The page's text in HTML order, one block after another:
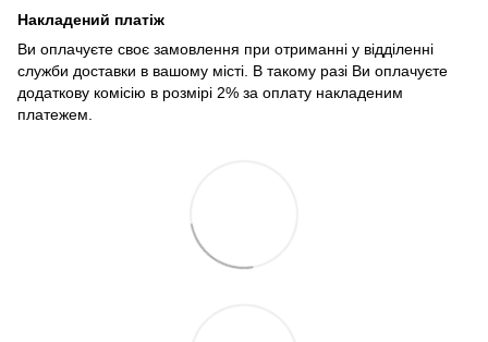
Накладений платіж
Ви оплачуєте своє замовлення при отриманні у відділенні
служби доставки в вашому місті. В такому разі Ви оплачуєте
додаткову комісію в розмірі 2% за оплату накладеним
платежем.